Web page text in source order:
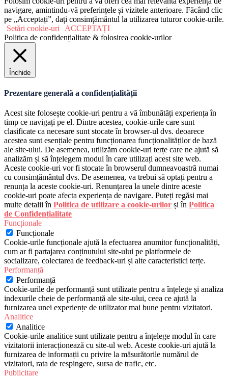
navigare, amintindu-vă preferințele și vizitele anterioare. Făcând clic
pe „Acceptați”, dați consimțământul la utilizarea tuturor cookie-urile.
Setări cookie-uri
ACCEPTAȚI
Politica de confidențialitate & folosirea cookie-urilor
Închide
Prezentare generală a confidențialității
Acest site folosește cookie-uri pentru a vă îmbunătăți experiența în
timp ce navigați pe el. Dintre acestea, cookie-urile care sunt
clasificate ca necesare sunt stocate în browser-ul dvs. deoarece
acestea sunt esențiale pentru funcționarea funcționalităților de bază
ale site-ului. De asemenea, utilizăm cookie-uri terțe care ne ajută să
analizăm și să înțelegem modul în care utilizați acest site web.
Aceste cookie-uri vor fi stocate în browserul dumneavoastră numai
cu consimțământul dvs. De asemenea, va trebui să optați pentru a
renunța la aceste cookie-uri. Renunțarea la unele dintre aceste
cookie-uri poate afecta experiența de navigare. Puteți regăsi mai
multe detalii în Politica de utilizare a cookie-urilor și în Politica
de Confidențialitate
Funcționale
Funcționale
Cookie-urile funcționale ajută la efectuarea anumitor funcționalități,
cum ar fi partajarea conținutului site-ului pe platformele de
socializare, colectarea de feedback-uri și alte caracteristici terțe.
Performanță
Performanță
Cookie-urile de performanță sunt utilizate pentru a înțelege și analiza
indexurile cheie de performanță ale site-ului, ceea ce ajută la
furnizarea unei experiențe de utilizator mai bune pentru vizitatori.
Analitice
Analitice
Cookie-urile analitice sunt utilizate pentru a înțelege modul în care
vizitatorii interacționează cu site-ul web. Aceste cookie-uri ajută la
furnizarea de informații cu privire la măsurătorile numărul de
vizitatori, rata de respingere, sursa de trafic, etc.
Publicitare